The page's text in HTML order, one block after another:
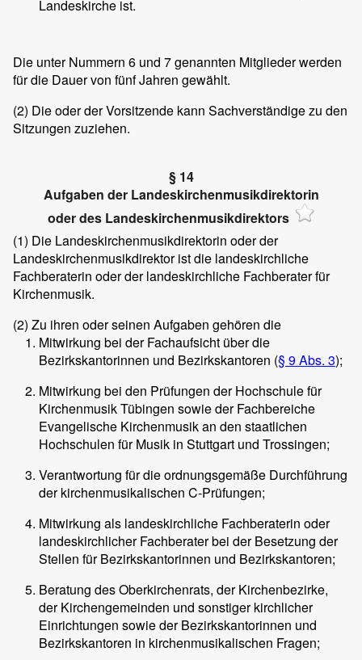
Landeskirche ist.
Die unter Nummern 6 und 7 genannten Mitglieder werden
für die Dauer von fünf Jahren gewählt.
(2) Die oder der Vorsitzende kann Sachverständige zu den
Sitzungen zuziehen.
§ 14
Aufgaben der Landeskirchenmusikdirektorin
oder des Landeskirchenmusikdirektors
(1) Die Landeskirchenmusikdirektorin oder der
Landeskirchenmusikdirektor ist die landeskirchliche
Fachberaterin oder der landeskirchliche Fachberater für
Kirchenmusik.
(2) Zu ihren oder seinen Aufgaben gehören die
Mitwirkung bei der Fachaufsicht über die
Bezirkskantorinnen und Bezirkskantoren (§ 9 Abs. 3);
Mitwirkung bei den Prüfungen der Hochschule für
Kirchenmusik Tübingen sowie der Fachbereiche
Evangelische Kirchenmusik an den staatlichen
Hochschulen für Musik in Stuttgart und Trossingen;
Verantwortung für die ordnungsgemäße Durchführung
der kirchenmusikalischen C-Prüfungen;
Mitwirkung als landeskirchliche Fachberaterin oder
landeskirchlicher Fachberater bei der Besetzung der
Stellen für Bezirkskantorinnen und Bezirkskantoren;
Beratung des Oberkirchenrats, der Kirchenbezirke,
der Kirchengemeinden und sonstiger kirchlicher
Einrichtungen sowie der Bezirkskantorinnen und
Bezirkskantoren in kirchenmusikalischen Fragen;